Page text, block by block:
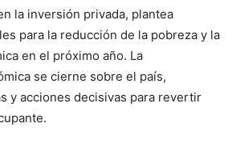
la inversión privada, plantea
para la reducción de la pobreza y la
en el próximo año. La
se cierne sobre el país,
y acciones decisivas para revertir